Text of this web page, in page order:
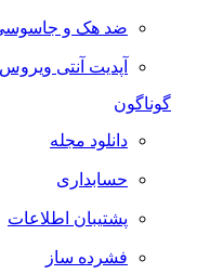
ضد هک و
آپدیت آنتی ویروس
گوناگون
دانلود مجله
حسابداری
پشتیبان اطلاعات
فشرده ساز